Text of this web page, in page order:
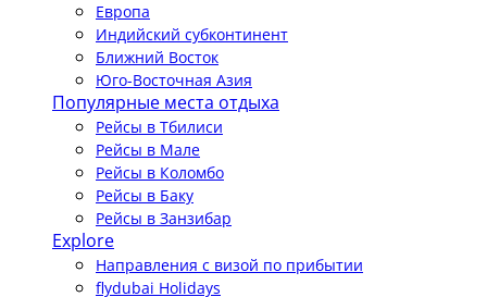
Европа
Индийский субконтинент
Ближний Восток
Юго-Восточная Азия
Популярные места отдыха
Рейсы в Тбилиси
Рейсы в Мале
Рейсы в Коломбо
Рейсы в Баку
Рейсы в Занзибар
Explore
Направления с визой по прибытии
flydubai Holidays